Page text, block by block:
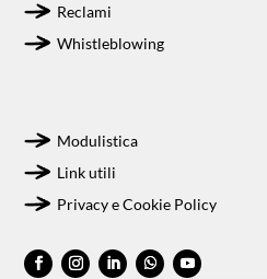
Reclami
Whistleblowing
Modulistica
Link utili
Privacy e Cookie Policy